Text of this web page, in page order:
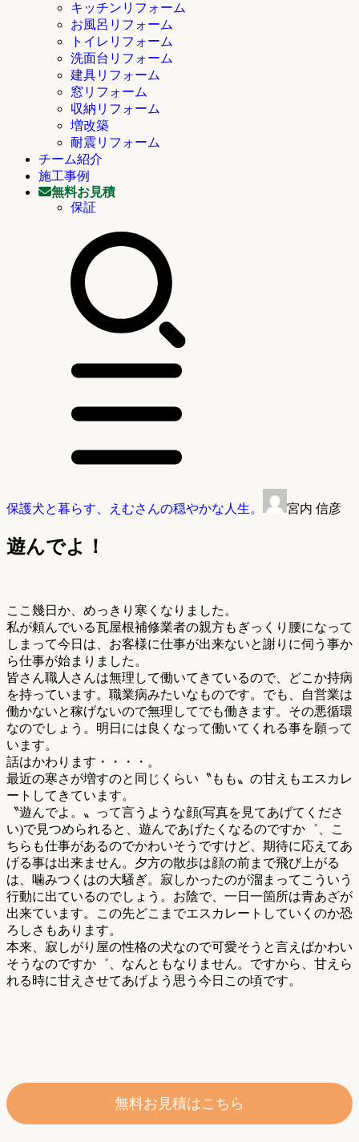
キッチンリフォーム
お風呂リフォーム
トイレリフォーム
洗面台リフォーム
建具リフォーム
窓リフォーム
収納リフォーム
増改築
耐震リフォーム
チーム紹介
施工事例
無料お見積
保証
保護犬と暮らす、えむさんの穏やかな人生。 宮内 信彦
遊んでよ！
ここ幾日か、めっきり寒くなりました。
私が頼んでいる瓦屋根補修業者の親方もぎっくり腰になって
しまって今日は、お客様に仕事が出来ないと謝りに伺う事か
ら仕事が始まりました。
皆さん職人さんは無理して働いてきているので、どこか持病
を持っています。職業病みたいなものです。でも、自営業は
働かないと稼げないので無理してでも働きます。その悪循環
なのでしょう。明日には良くなって働いてくれる事を願って
います。
話はかわります・・・・。
最近の寒さが増すのと同じくらい〝もも〟の甘えもエスカレ
ートしてきています。
〝遊んでよ。〟って言うような顔(写真を見てあげてくださ
い)で見つめられると、遊んであげたくなるのですか゛、こ
ちらも仕事があるのでかわいそうですけど、期待に応えてあ
げる事は出来ません。夕方の散歩は顔の前まで飛び上がる
は、噛みつくはの大騒ぎ。寂しかったのが溜まってこういう
行動に出ているのでしょう。お陰で、一日一箇所は青あざが
出来ています。この先どこまでエスカレートしていくのか恐
ろしさもあります。
本来、寂しがり屋の性格の犬なので可愛そうと言えばかわい
そうなのですか゛、なんともなりません。ですから、甘えら
れる時に甘えさせてあげよう思う今日この頃です。
無料お見積はこちら